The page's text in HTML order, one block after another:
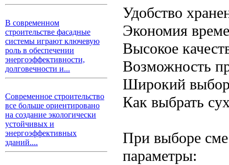
В современном
строительстве фасадные
системы играют ключевую
роль в обеспечении
энергоэффективности,
долговечности и...
Современное строительство
все больше ориентировано
на создание экологически
устойчивых и
энергоэффективных
зданий....
Удобство
Экономия
Высокое
Возможность
Широкий выбор
Как выбрать
При выборе
параметры: